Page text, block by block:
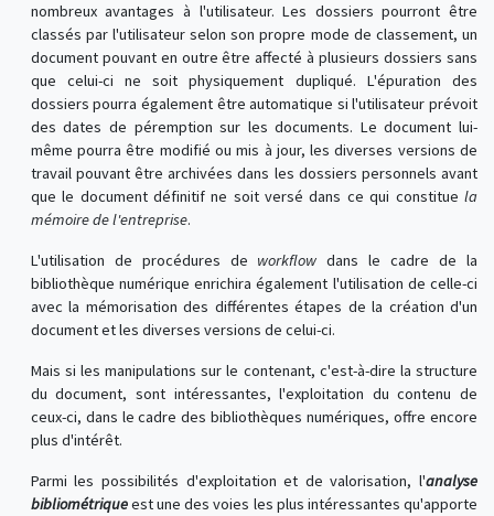
nombreux avantages à l'utilisateur. Les dossiers pourront être
classés par l'utilisateur selon son propre mode de classement, un
document pouvant en outre être affecté à plusieurs dossiers sans
que celui-ci ne soit physiquement dupliqué. L'épuration des
dossiers pourra également être automatique si l'utilisateur prévoit
des dates de péremption sur les documents. Le document lui-
même pourra être modifié ou mis à jour, les diverses versions de
travail pouvant être archivées dans les dossiers personnels avant
que le document définitif ne soit versé dans ce qui constitue la
mémoire de l'entreprise.
L'utilisation de procédures de workflow dans le cadre de la
bibliothèque numérique enrichira également l'utilisation de celle-ci
avec la mémorisation des différentes étapes de la création d'un
document et les diverses versions de celui-ci.
Mais si les manipulations sur le contenant, c'est-à-dire la structure
du document, sont intéressantes, l'exploitation du contenu de
ceux-ci, dans le cadre des bibliothèques numériques, offre encore
plus d'intérêt.
Parmi les possibilités d'exploitation et de valorisation, l'analyse
bibliométriqueest une des voies les plus intéressantes qu'apporte